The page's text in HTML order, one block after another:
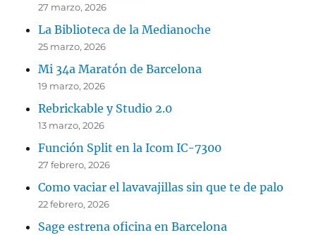
27 marzo, 2026
La Biblioteca de la Medianoche
25 marzo, 2026
Mi 34a Maratón de Barcelona
19 marzo, 2026
Rebrickable y Studio 2.0
13 marzo, 2026
Función Split en la Icom IC-7300
27 febrero, 2026
Como vaciar el lavavajillas sin que te de palo
22 febrero, 2026
Sage estrena oficina en Barcelona